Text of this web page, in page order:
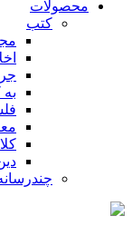
محصولات
کتب